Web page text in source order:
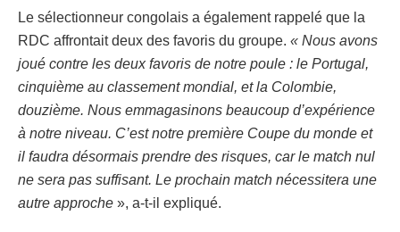
Le sélectionneur congolais a également rappelé que la
RDC affrontait deux des favoris du groupe. « Nous avons
joué contre les deux favoris de notre poule : le Portugal,
cinquième au classement mondial, et la Colombie,
douzième. Nous emmagasinons beaucoup d’expérience
à notre niveau. C’est notre première Coupe du monde et
il faudra désormais prendre des risques, car le match nul
ne sera pas suffisant. Le prochain match nécessitera une
autre approche », a-t-il expliqué.